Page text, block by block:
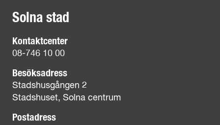
Solna stad
Kontaktcenter
08-746 10 00
Besöksadress
Stadshusgången 2
Stadshuset, Solna centrum
Postadress